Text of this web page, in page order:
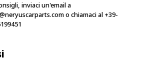
inviaci un'email a
o chiamaci al +39-